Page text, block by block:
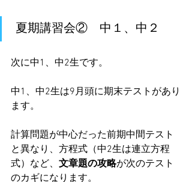
夏期講習会②　中１、中２
次に中1、中2生です。
中1、中2生は9月頭に期末テストがあり
ます。
計算問題が中心だった前期中間テスト
と異なり、方程式（中2生は連立方程
式）など、 文章題の攻略が次のテスト
のカギになります。